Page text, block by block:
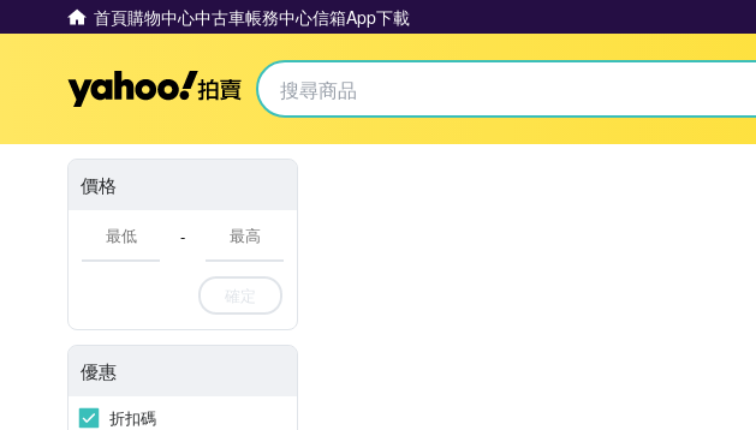
首頁購物中心中古車帳務中心信箱App下載
Yahoo拍賣
價格
-
確定
優惠
折扣碼